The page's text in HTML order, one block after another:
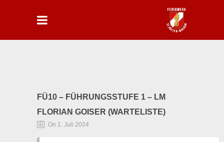
FÜ10 – FÜHRUNGSSTUFE 1 – LM
FLORIAN GOISER (WARTELISTE)
On 1. Juli 2024